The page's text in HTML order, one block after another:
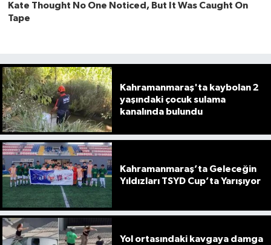
Kahramanmaraş'ta kaybolan 2
yaşındaki çocuk sulama
kanalında bulundu
Kahramanmaraş’ta Geleceğin
Yıldızları TSYD Cup’ta Yarışıyor
Yol ortasındaki kavgaya damga